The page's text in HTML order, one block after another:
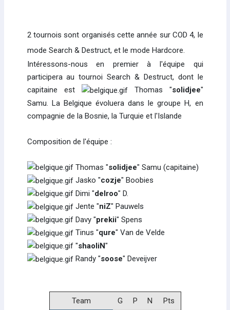
2 tournois sont organisés cette année sur COD 4, le
mode Search & Destruct, et le mode Hardcore.
Intéressons-nous en premier à l'équipe qui
participera au tournoi Search & Destruct, dont le
capitaine est
Thomas "solidjee"
Samu. La Belgique évoluera dans le groupe H, en
compagnie de la Bosnie, la Turquie et l'Islande
Composition de l'équipe :
Thomas "solidjee" Samu (capitaine)
Jasko "cozje" Boobies
Dimi "delroo" D.
Jente "niZ" Pauwels
Davy "prekii" Spens
Tinus "qure" Van de Velde
"shaoliN"
Randy "soose" Deveijver
Team G P N Pts